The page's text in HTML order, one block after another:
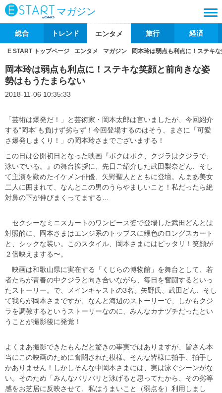
マガジン
総合 トレンド エンタメ 旅行 経済
E START トップページ エンタメ マガジン 岡本玲は弱点も利点に！ステキ
岡本玲は弱点も利点に！ステキな笑顔と前向きな姿
勢はもうたまらない
2018-11-06 10:35:33
「芸術は爆発だ！」と芸術家・岡本太郎は言いましたが、今回紹介
する“岡本”も負けず劣らず！今回登場するのはそう、まさに「可愛
さ爆発しまくり！」の岡本玲さまでございまする！
この日は公開初日となった映画『ボクはボク、クジラはクジラで、
泳いでいる。』の舞台挨拶に、先日ご紹介した武田梨奈どん、そし
て主演を勤めたイケメン俳優、矢野聖人とともに登壇。んまあ美女
二人に囲まれて、なんとこの男のうらやましいこと！私だったら絶
対鼻の下が伸びまくってまする…
セクシーなミニスカートのワンピース姿で登場した武田どんとは
対照的に、岡本さまはエンジ系のトップスに緑色のロングスカート
と、シックな装い。このスタイル、岡本さまにはピッタリ！笑顔が
２倍映えまする〜。
映画は和歌山県に実在する「くじらの博物館」を舞台として、若
者たちが青春の中クジラと向き合いながら、毎日を奮闘するといっ
たストーリー。で、メインキャストの3名、矢野氏、武田どん、そし
て我らが岡本さまですが、なんと海辺のストーリーで、しかもクジ
ラを調教するというストーリーなのに、みんなカナヅチだったとい
うことが撮影後に発覚！
よくまあ撮影できたもんだと驚きの事実ではありますが、皆さん本
当にこの映画のために奮闘された模様。そんな皆様に拍手、拍手し
かありません！しかしそんな中岡本さまには、実は泳ぐシーンがな
い。そのため「みんなバリバリと泳げると思ってたから、その劣等
感をお芝居に反映させて、私はうまいこと（弱点を）利用しまし